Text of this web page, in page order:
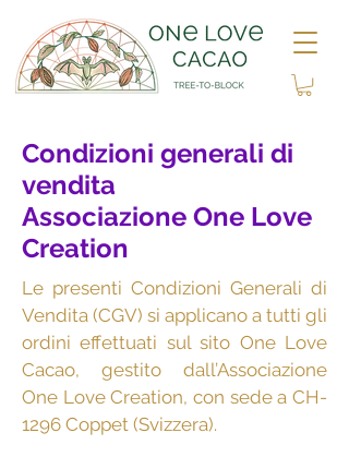
Condizioni generali di
vendita
Associazione One Love
Creation
Le presenti Condizioni Generali di
Vendita (CGV) si applicano a tutti gli
ordini effettuati sul sito One Love
Cacao, gestito dall’Associazione
One Love Creation, con sede a CH-
1296 Coppet (Svizzera).